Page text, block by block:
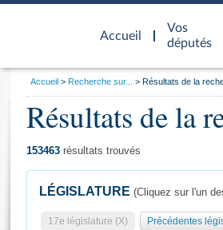
Accueil
d'accueil
Vos
députés
Général
Vous
Accueil Recherche sur... Résultats de la
Résultats de la
153463 résultats trouvés
LÉGISLATURE (Cliquez sur l'un
17e législature (X) Précédentes